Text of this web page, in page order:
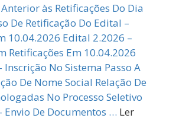
às Retificações Do Dia
De Retificação Do Edital –
10.04.2026 Edital 2.2026 –
Retificações Em 10.04.2026
Inscrição No Sistema Passo A
De Nome Social Relação De
No Processo Seletivo
Envio De Documentos … Ler